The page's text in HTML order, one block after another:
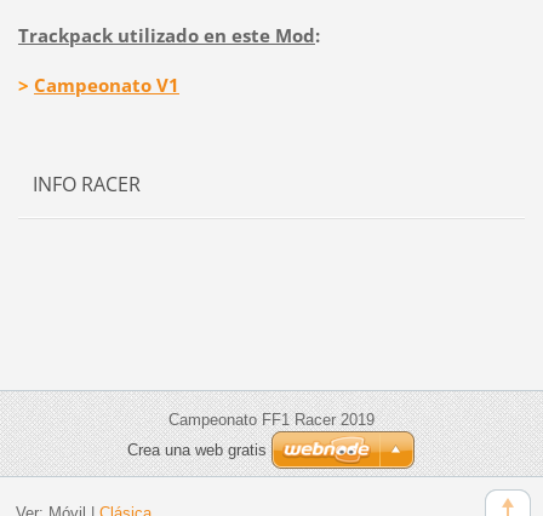
Trackpack utilizado en este Mod:
> Campeonato V1
INFO RACER
Campeonato FF1 Racer 2019
Crea una web gratis